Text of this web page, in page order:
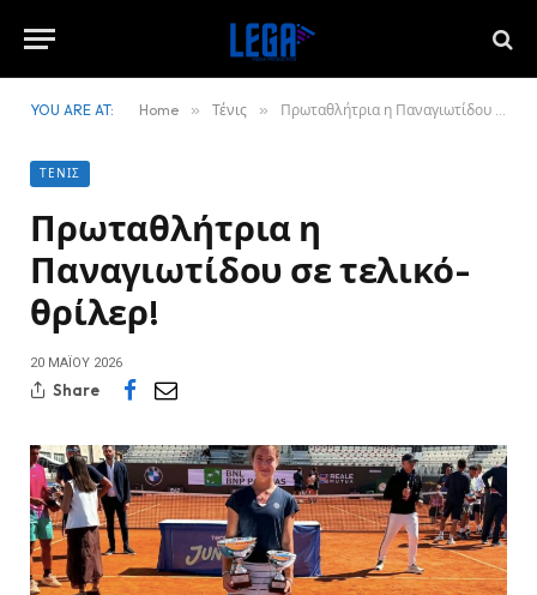
YOU ARE AT: Home » Τένις » Πρωταθλήτρια η Παναγιωτίδου σε τελικό-θρίλερ!
ΤΈΝΙΣ
Πρωταθλήτρια η
Παναγιωτίδου σε τελικό-
θρίλερ!
20 ΜΑΪ́ΟΥ 2026
Share